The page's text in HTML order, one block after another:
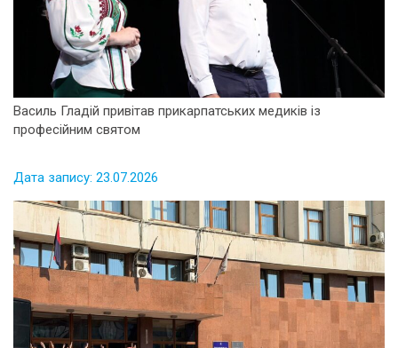
Василь Гладій привітав прикарпатських медиків із
професійним святом
Дата запису: 23.07.2026